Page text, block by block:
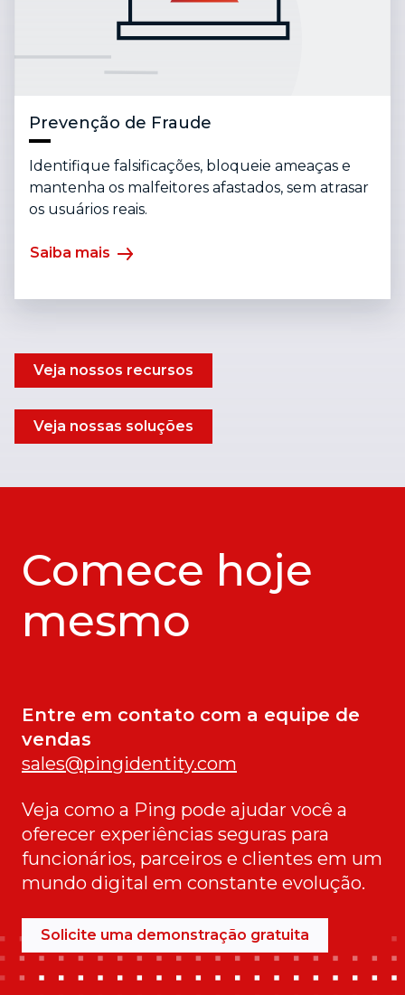
Prevenção de Fraude
Identifique falsificações, bloqueie ameaças e
mantenha os malfeitores afastados, sem atrasar
os usuários reais.
Saiba mais
Veja nossos recursos
Veja nossas soluções
Comece hoje
mesmo
Entre em contato com a equipe de
vendas
sales@pingidentity.com
Veja como a Ping pode ajudar você a
oferecer experiências seguras para
funcionários, parceiros e clientes em um
mundo digital em constante evolução.
Solicite uma demonstração gratuita